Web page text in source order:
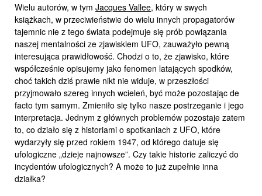
Wielu autorów, w tym Jacques Vallee, który w swych
książkach, w przeciwieństwie do wielu innych propagatorów
tajemnic nie z tego świata podejmuje się prób powiązania
naszej mentalności ze zjawiskiem UFO, zauważyło pewną
interesująca prawidłowość. Chodzi o to, że zjawisko, które
współcześnie opisujemy jako fenomen latających spodków,
choć takich dziś prawie nikt nie widuje, w przeszłości
przyjmowało szereg innych wcieleń, być może pozostając de
facto tym samym. Zmieniło się tylko nasze postrzeganie i jego
interpretacja. Jednym z głównych problemów pozostaje zatem
to, co działo się z historiami o spotkaniach z UFO, które
wydarzyły się przed rokiem 1947, od którego datuje się
ufologiczne „dzieje najnowsze”. Czy takie historie zaliczyć do
incydentów ufologicznych? A może to już zupełnie inna
działka?